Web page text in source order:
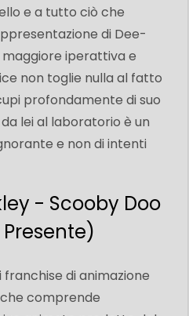
e a tutto ciò che
di Dee-
iperattiva e
non toglie nulla al fatto
profondamente di suo
lei al laboratorio è un
e non di intenti
- Scooby Doo
franchise di animazione
comprende